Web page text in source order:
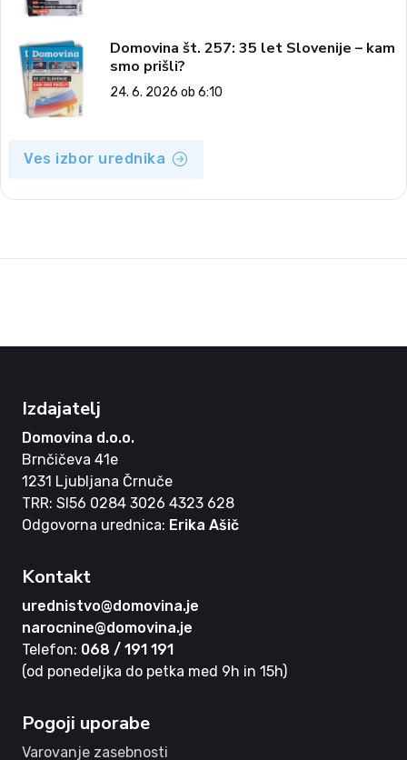
Domovina št. 257: 35 let Slovenije – kam
smo prišli?
24. 6. 2026 ob 6:10
Ves izbor urednika
Izdajatelj
Domovina d.o.o.
Brnčičeva 41e
1231 Ljubljana Črnuče
TRR: SI56 0284 3026 4323 628
Odgovorna urednica: Erika Ašič
Kontakt
urednistvo@domovina.je
narocnine@domovina.je
Telefon: 068 / 191 191
(od ponedeljka do petka med 9h in 15h)
Pogoji uporabe
Varovanje zasebnosti